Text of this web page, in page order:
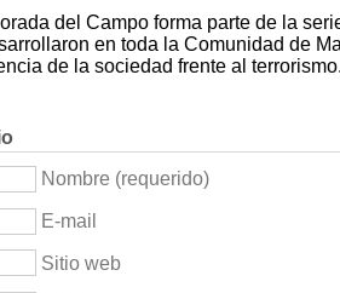
del Campo forma parte de la
en toda la Comunidad de
de la sociedad frente al
Nombre (requerido)
E-mail
Sitio web